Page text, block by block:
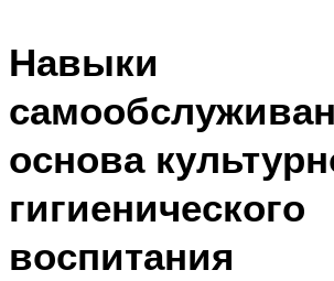
Навыки
основа
гигиенического
воспитания